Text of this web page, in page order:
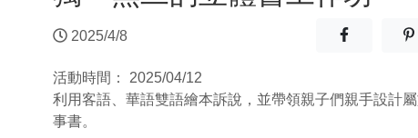
2025/4/8 分享至
活動時間：
2025/04/12
利用客語、華語雙語繪本訴說，並帶領親子們親手設計
事書。